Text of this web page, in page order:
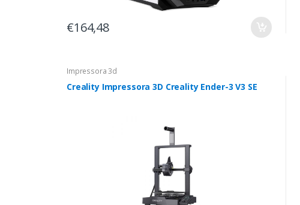
€164,48
Impressora 3d
Creality Impressora 3D Creality Ender-3 V3 SE